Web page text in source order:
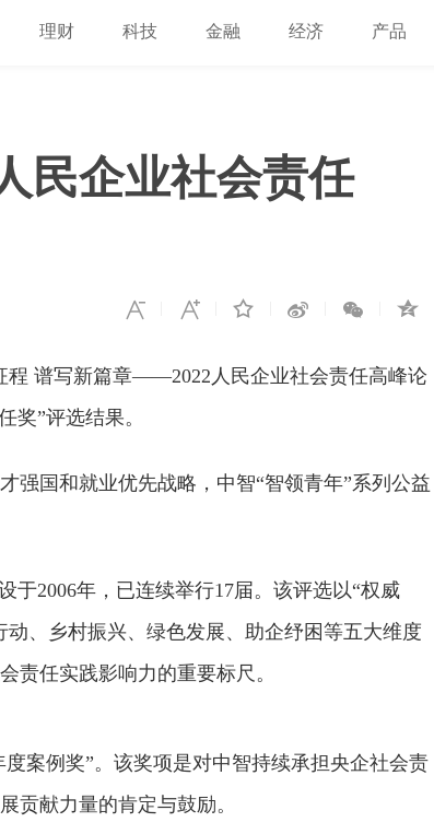
理财 科技 金融 经济 产品
民企业社会责任
程 谱写新篇章——2022人民企业社会责任高峰论
奖”评选结果。
强国和就业优先战略，中智“智领青年”系列公益
于2006年，已连续举行17届。该评选以“权威
、乡村振兴、绿色发展、助企纾困等五大维度
责任实践影响力的重要标尺。
案例奖”。该奖项是对中智持续承担央企社会责
贡献力量的肯定与鼓励。